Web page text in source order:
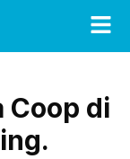
Coop di